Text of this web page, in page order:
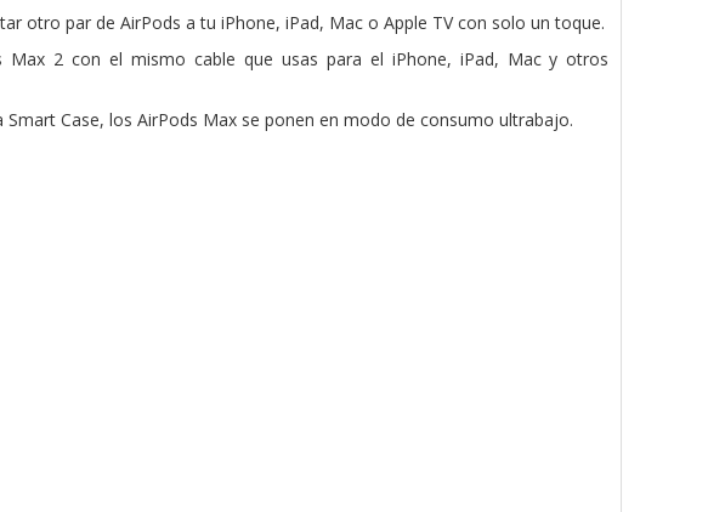
otro par de AirPods a tu iPhone, iPad, Mac o Apple TV con solo un toque.
Max 2 con el mismo cable que usas para el iPhone, iPad, Mac y otros
Case, los AirPods Max se ponen en modo de consumo ultrabajo.